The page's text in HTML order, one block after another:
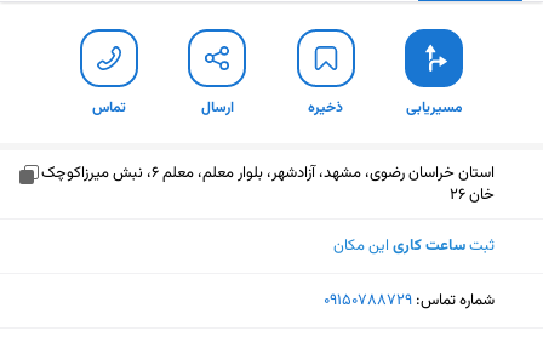
مسیریابی ذخیره ارسال تماس
استان خراسان رضوی، مشهد، آزادشهر، بلوار معلم، معلم 6، نبش میرزاکوچک
خان 26
ثبتساعت کاری این مکان
شماره تماس: ‎09150788729